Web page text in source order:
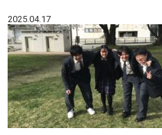
2025.04.17